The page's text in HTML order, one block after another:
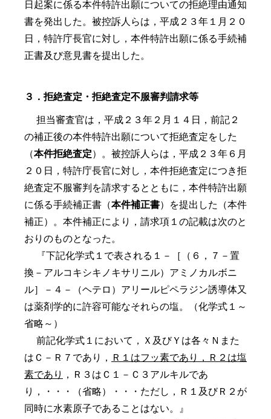
日起案に係る本件特許出願についての拒絶理由通知
書を発出した。被控訴人らは，平成２３年１月２０
日，特許庁長官に対し，本件特許出願に係る手続補
正書及び意見書を提出した。
３．拒絶査定・拒絶査定不服審判請求等
担当審査官は，平成２３年２月１４日，前記２
の補正後の本件特許出願について拒絶査定をした
（本件拒絶査定）。被控訴人らは，平成２３年６月
２０日，特許庁長官に対し，本件拒絶査定につき拒
絶査定不服審判を請求するとともに，本件特許出願
に係る手続補正書（本件補正書）を提出した（本件
補正）。本件補正により，請求項１の記載は次のと
おりのものとなった。
『下記化学式１で表される１－［（６，７－置
換－アルコキシキノキサリニル）アミノカルボニ
ル］－４－（ヘテロ）アリールピペラジン誘導体又
は薬剤学的に許容可能なそれらの塩。（化学式１～
省略～）
前記化学式１において，Ｘ及びＹは各々Ｎまた
はＣ－Ｒ ７ であり， Ｒ １ はフッ素であり，Ｒ ２ は塩
素であり
，Ｒ ３ はＣ １ －Ｃ ３ アルキルであ
り，・・・（省略）・・・ただし，Ｒ １ 及びＲ ２ が
同時に水素原子であることはない。』